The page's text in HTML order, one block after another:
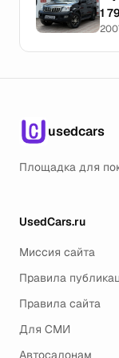
1
usedcars
Площадка для
UsedCars.ru
Миссия сайта
Правила
Правила сайта
Для СМИ
Автосалонам